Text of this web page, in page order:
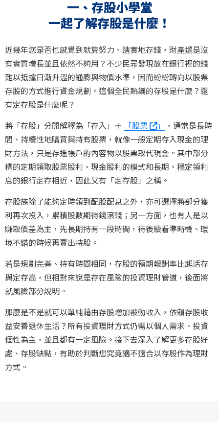
一、存股小學堂
一起了解存股是什麼！
近幾年您是否也感覺到就算努力、踏實地存錢，財產還是沒
有實質增長並且依然不夠用？不少民眾發現放在銀行裡的錢
難以抵擋日漸升溫的通膨與物價水準，因而紛紛轉向以股票
存股的方式進行資金規劃。這個全民熱議的存股是什麼？還
有定存股是什麼呢？
將「存股」分開解釋為「存入」＋ 「股票 」
，通常是長時
間、持續性地購買與持有股票，就像一般定期存入現金的理
財方法，只是存進帳戶的內容物以股票取代現金。其中部分
標的定期領取股票股利、現金股利的模式和長期、穩定領利
息的銀行定存相近，因此又有「定存股」之稱。
存股族除了能夠定時領到配股配息之外，亦可選擇將部分獲
利再次投入，累積股數期待錢滾錢；另一方面，也有人是以
賺取價差為主，先長期持有一段時間，待後續看準時機、環
境不錯的時候再賣出持股。
若是規劃完善、持有時間相同，存股的預期報酬率比起活存
與定存高，但相對來說是存在風險的投資理財管道，後面將
就風險部分說明。
那麼是不是就可以單純藉由存股增加被動收入，依賴存股收
益安養退休生活？所有投資理財方式仍需以個人需求、投資
個性為主，並且都有一定風險。接下去深入了解更多存股好
處、存股缺點，有助於判斷您究竟適不適合以存股作為理財
方式。